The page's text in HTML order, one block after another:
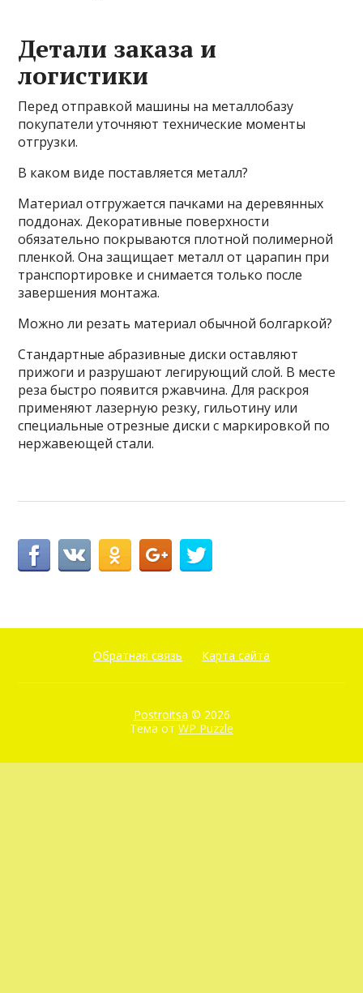
Детали заказа и
логистики
Перед отправкой машины на металлобазу
покупатели уточняют технические моменты
отгрузки.
В каком виде поставляется металл?
Материал отгружается пачками на деревянных
поддонах. Декоративные поверхности
обязательно покрываются плотной полимерной
пленкой. Она защищает металл от царапин при
транспортировке и снимается только после
завершения монтажа.
Можно ли резать материал обычной болгаркой?
Стандартные абразивные диски оставляют
прижоги и разрушают легирующий слой. В месте
реза быстро появится ржавчина. Для раскроя
применяют лазерную резку, гильотину или
специальные отрезные диски с маркировкой по
нержавеющей стали.
Обратная связь Карта сайта
Postroitsa © 2026
Тема от WP Puzzle